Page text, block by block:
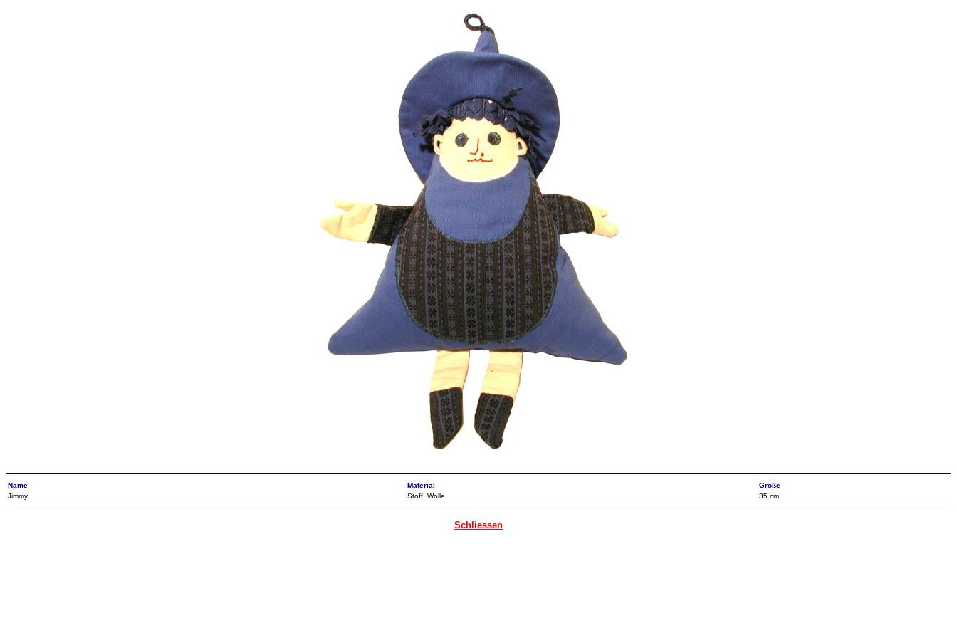
Name Material
Größe
Jimmy
Stoff, Wolle 35 cm
Schliessen